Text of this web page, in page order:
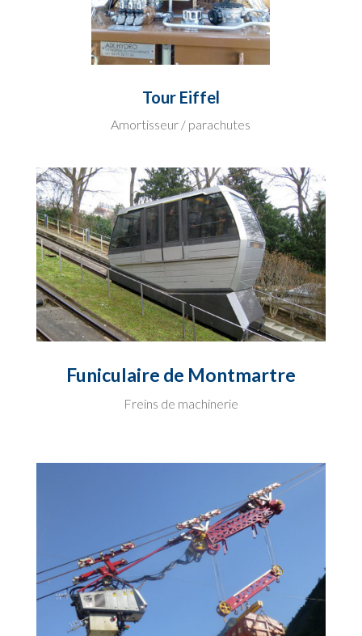
Tour Eiffel
Amortisseur / parachutes
Funiculaire de Montmartre
Freins de machinerie